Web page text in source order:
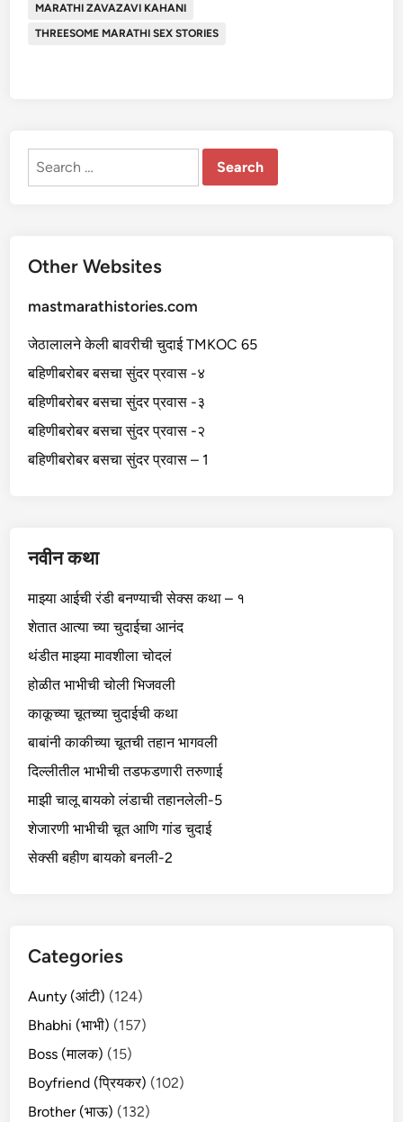
MARATHI ZAVAZAVI KAHANI
THREESOME MARATHI SEX STORIES
Search
Other Websites
mastmarathistories.com
जेठालालने केली बावरीची चुदाई TMKOC 65
बहिणीबरोबर बसचा सुंदर प्रवास -४
बहिणीबरोबर बसचा सुंदर प्रवास -३
बहिणीबरोबर बसचा सुंदर प्रवास -२
बहिणीबरोबर बसचा सुंदर प्रवास – 1
नवीन कथा
माझ्या आईची रंडी बनण्याची सेक्स कथा – १
शेतात आत्या च्या चुदाईचा आनंद
थंडीत माझ्या मावशीला चोदलं
होळीत भाभीची चोली भिजवली
काकूच्या चूतच्या चुदाईची कथा
बाबांनी काकीच्या चूतची तहान भागवली
दिल्लीतील भाभीची तडफडणारी तरुणाई
माझी चालू बायको लंडाची तहानलेली-5
शेजारणी भाभीची चूत आणि गांड चुदाई
सेक्सी बहीण बायको बनली-2
Categories
Aunty (आंटी) (124)
Bhabhi (भाभी) (157)
Boss (मालक) (15)
Boyfriend (प्रियकर) (102)
Brother (भाऊ) (132)